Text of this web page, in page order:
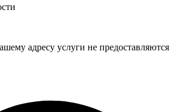
адресу услуги не предоставляются